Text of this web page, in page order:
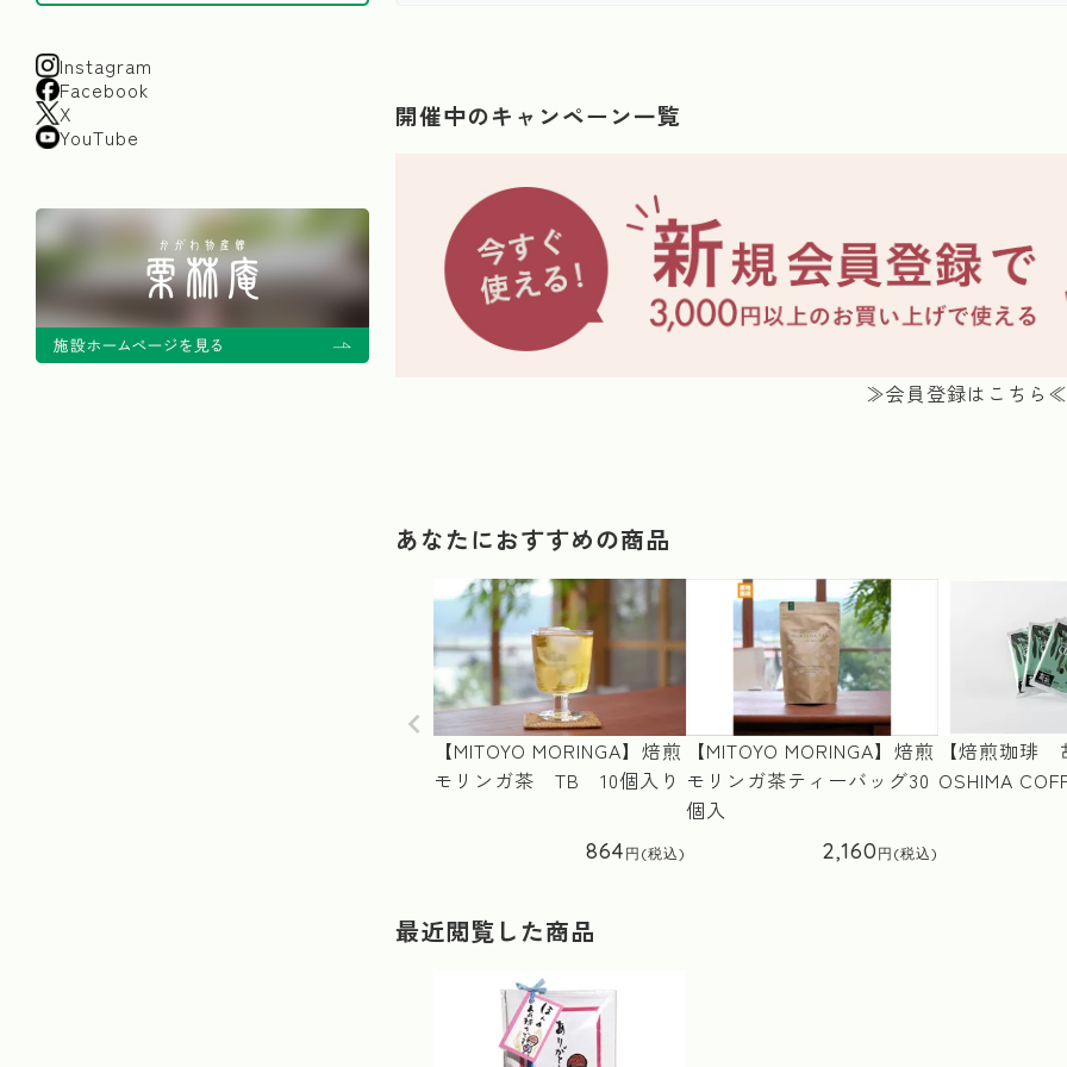
Instagram
Facebook
X
YouTube
開催中のキャンペーン一覧
≫会員登録はこちら≪
あなたにおすすめの商品
【MITOYO MORINGA】焙煎
モリンガ茶 TB 10個入り
864
【MITOYO MORINGA】焙煎
モリンガ茶ティーバッグ30
個入
2,160
【焙煎珈琲
OSHIMA
最近閲覧した商品